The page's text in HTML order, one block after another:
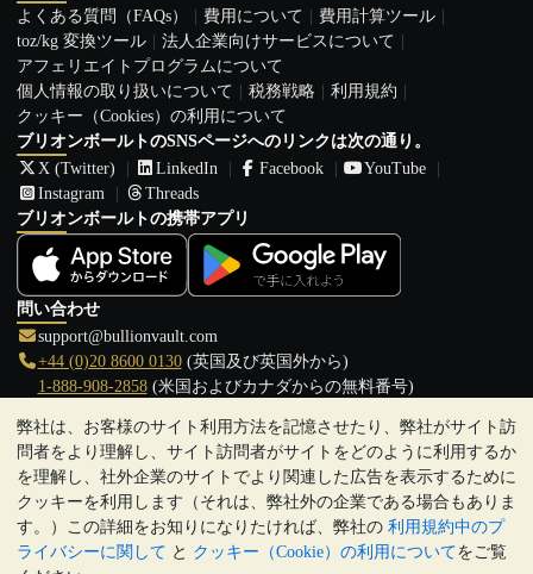
弊社は、お客様のサイト利用方法を記憶させたり、弊社がサイト訪
問者をより理解し、サイト訪問者がサイトをどのように利用するか
を理解し、社外企業のサイトでより関連した広告を表示するために
クッキーを利用します（それは、弊社外の企業である場合もありま
す。）この詳細をお知りになりたければ、弊社の 利用規約中のプ
ライバシーに関して と クッキー（Cookie）の利用についてをご覧
よくある質問（FAQs）
費用について
費用計算ツール
toz/kg 変換ツール
法人企業向けサービスについて
アフェリエイトプログラムについて
個人情報の取り扱いについて
税務戦略
利用規約
クッキー（Cookies）の利用について
ブリオンボールトのSNSページへのリンクは次の通り。
X (Twitter)
LinkedIn Facebook
YouTube
Instagram
Threads
ブリオンボールトの携帯アプリ
問い合わせ
support@bullionvault.com
+44 (0)20 8600 0130(英国及び英国外から)
1-888-908-2858(米国およびカナダからの無料番号)
クリックして通話を開始
営業時間:
9:00～20:30 (英国), 月曜日から金曜日
17:00～2:30（日本時間）, 月曜日から金曜日
Galmarley Ltd T/A BullionVault